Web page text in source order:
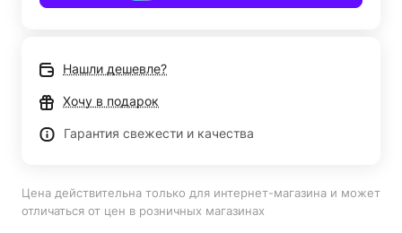
Нашли дешевле?
Хочу в подарок
Гарантия свежести и качества
Цена действительна только для интернет-магазина и может
отличаться от цен в розничных магазинах